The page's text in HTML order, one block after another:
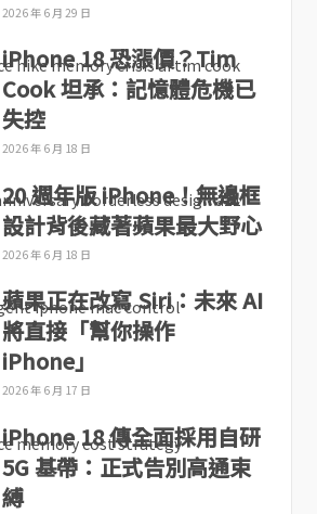
2026 年 6 月 29 日
iPhone 18 恐漲價？Tim
Cook 坦承：記憶體危機已
失控
2026 年 6 月 18 日
20 週年版 iPhone！無邊框
設計背後藏著蘋果最大野心
2026 年 6 月 18 日
蘋果正在改寫 Siri：未來 AI
將直接「幫你操作
iPhone」
2026 年 6 月 17 日
iPhone 18 傳全面採用自研
5G 基帶：正式告別高通束
縛